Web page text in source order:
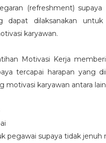
(refreshment)
dapat dilaksanakan
karyawan.
Motivasi Kerja
tercapai harapan yang
motivasi karyawan antara
supaya tidak jenuh